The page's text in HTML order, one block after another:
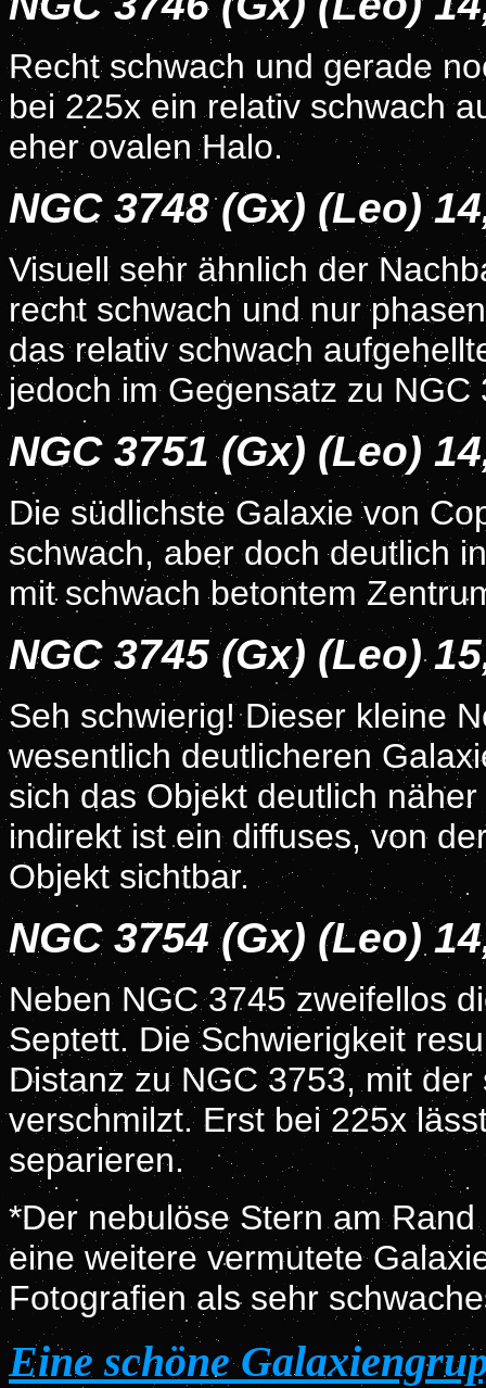
Recht schwach und gerade
bei 225x ein relativ schwach
eher ovalen Halo.
NGC 3748 (Gx) (Leo)
Visuell sehr ähnlich der
recht schwach und nur
das relativ schwach
jedoch im Gegensatz zu NGC
NGC 3751 (Gx) (Leo)
Die südlichste Galaxie von
schwach, aber doch deutlich
mit schwach betontem
NGC 3745 (Gx) (Leo)
Seh schwierig! Dieser kleine
wesentlich deutlicheren
sich das Objekt deutlich
indirekt ist ein diffuses, von
Objekt sichtbar.
NGC 3754 (Gx) (Leo)
Neben NGC 3745 zweifellos
Septett. Die Schwierigkeit
Distanz zu NGC 3753, mit
verschmilzt. Erst bei 225x
separieren.
*Der nebulöse Stern am
eine weitere vermutete
Fotografien als sehr
Eine schöne